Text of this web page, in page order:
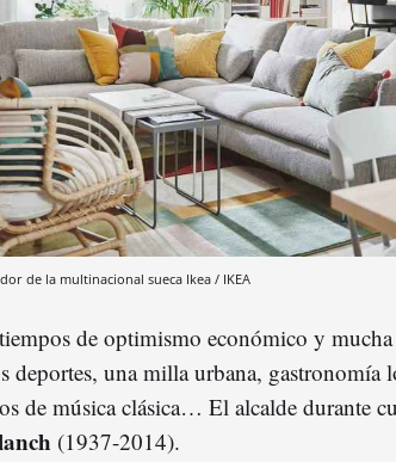
de la multinacional sueca Ikea / IKEA
de optimismo económico y
deportes, una milla urbana, gastronomía
de música clásica… El alcalde durante
(1937-2014).